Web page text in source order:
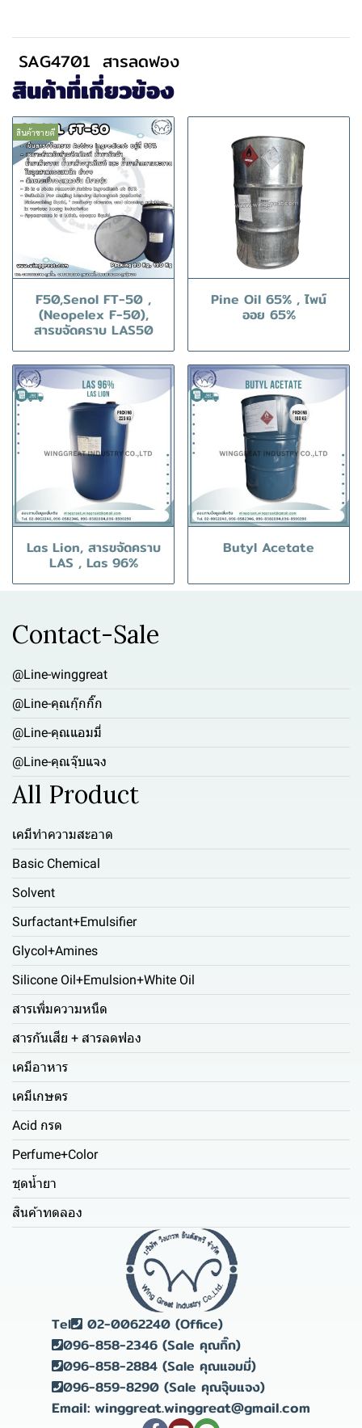
SAG4701 สารลดฟอง
สินค้าที่เกี่ยวข้อง
สินค้าขายดี
F50,Senol FT-50 ,
(Neopelex F-50),
สารขจัดคราบ LAS50
Pine Oil 65% , ไพน์
ออย 65%
Las Lion, สารขจัดคราบ
LAS , Las 96%
Butyl Acetate
Contact-Sale
@Line-winggreat
@Line-คุณกุ๊กกิ๊ก
@Line-คุณแอมมี่
@Line-คุณจุ๊บแจง
All Product
เคมีทำความสะอาด
Basic Chemical
Solvent
Surfactant+Emulsifier
Glycol+Amines
Silicone Oil+Emulsion+White Oil
สารเพิ่มความหนืด
สารกันเสีย + สารลดฟอง
เคมีอาหาร
เคมีเกษตร
Acid กรด
Perfume+Color
ชุดน้ำยา
สินค้าทดลอง
Tel
02-0062240 (Office)
096-858-2346 (Sale คุณกิ๊ก)
096-858-2884 (Sale คุณแอมมี่)
096-859-8290 (Sale คุณจุ๊บแจง)
Email: winggreat.winggreat@gmail.com